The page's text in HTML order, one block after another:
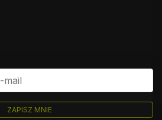
ZAPISZ MNIE